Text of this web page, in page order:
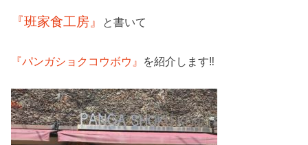
『班家食工房』 と書いて
『パンガショクコウボウ』 を紹介します‼